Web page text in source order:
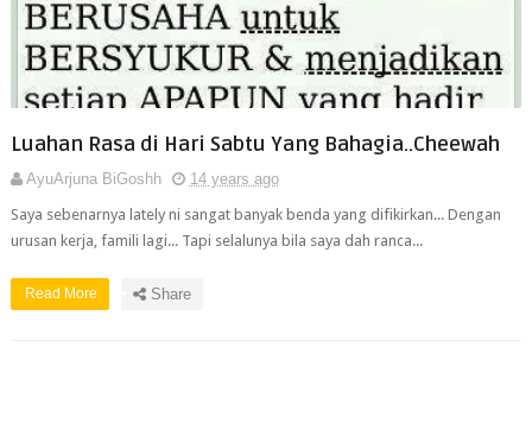
Luahan Rasa di Hari Sabtu Yang Bahagia..Cheewah
AyuArjuna BiGoshh
14 years ago
Saya sebenarnya lately ni sangat banyak benda yang difikirkan... Dengan
urusan kerja, famili lagi... Tapi selalunya bila saya dah ranca...
Read More Share